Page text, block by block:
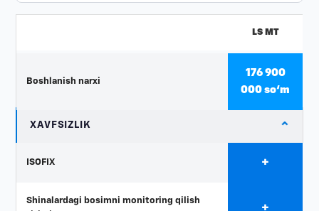
LS MT
Boshlanish narxi
176 900
000 so‘m
XAVFSIZLIK ⌄
ISOFIX +
Shinalardagi bosimni monitoring qilish
+